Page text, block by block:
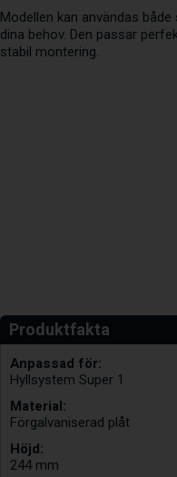
Modellen kan användas
dina behov. Den passar
stabil montering.
Anpassad för:
Hyllsystem Super 1
Material:
Förgalvaniserad plåt
Höjd:
244 mm